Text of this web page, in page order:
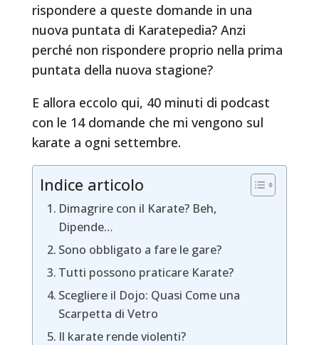
rispondere a queste domande in una
nuova puntata di Karatepedia? Anzi
perché non rispondere proprio nella prima
puntata della nuova stagione?
E allora eccolo qui, 40 minuti di podcast
con le 14 domande che mi vengono sul
karate a ogni settembre.
Indice articolo
Dimagrire con il Karate? Beh,
Dipende…
Sono obbligato a fare le gare?
Tutti possono praticare Karate?
Scegliere il Dojo: Quasi Come una
Scarpetta di Vetro
Il karate rende violenti?